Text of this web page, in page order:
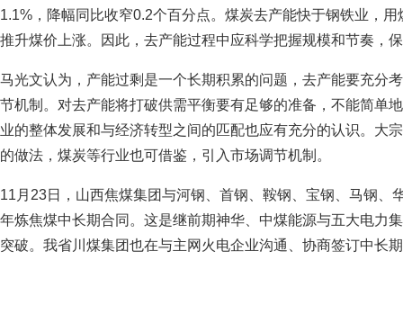
1.1%，降幅同比收窄0.2个百分点。煤炭去产能快于钢铁业，
推升煤价上涨。因此，去产能过程中应科学把握规模和节奏，
马光文认为，产能过剩是一个长期积累的问题，去产能要充分
节机制。对去产能将打破供需平衡要有足够的准备，不能简单
业的整体发展和与经济转型之间的匹配也应有充分的认识。大
的做法，煤炭等行业也可借鉴，引入市场调节机制。
11月23日，山西焦煤集团与河钢、首钢、鞍钢、宝钢、马钢、
年炼焦煤中长期合同。这是继前期神华、中煤能源与五大电力
突破。我省川煤集团也在与主网火电企业沟通、协商签订中长